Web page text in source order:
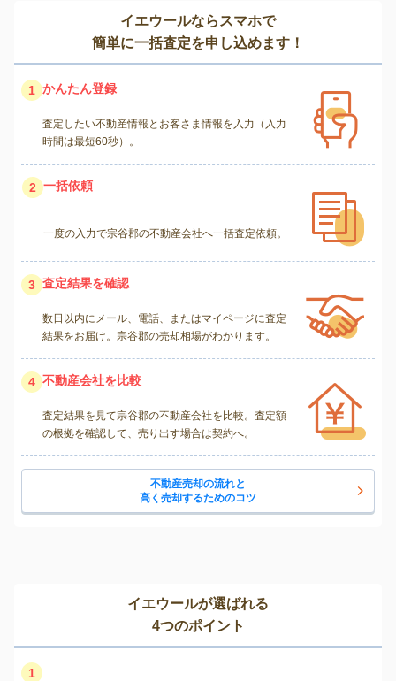
イエウールならスマホで
簡単に一括査定を申し込めます！
1 かんたん登録
査定したい不動産情報とお客さま情報を入力（入力
時間は最短60秒）。
2 一括依頼
一度の入力で宗谷郡の不動産会社へ一括査定依頼。
3 査定結果を確認
数日以内にメール、電話、またはマイページに査定
結果をお届け。宗谷郡の売却相場がわかります。
4 不動産会社を比較
査定結果を見て宗谷郡の不動産会社を比較。査定額
の根拠を確認して、売り出す場合は契約へ。
不動産売却の流れと
高く売却するためのコツ
イエウールが選ばれる
4つのポイント
1